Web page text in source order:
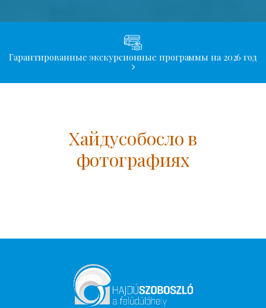
Гарантированные экскурсионные программы на 2026 год
Хайдусобосло в
фотографиях